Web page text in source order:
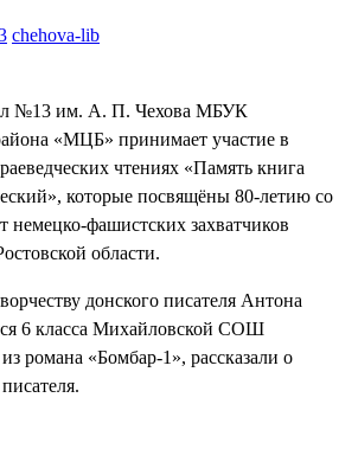
chehova-lib
№13 им. А. П. Чехова МБУК
«МЦБ» принимает участие в
чтениях «Память книга
которые посвящёны 80-летию со
немецко-фашистских захватчиков
области.
донского писателя Антона
6 класса Михайловской СОШ
романа «Бомбар-1», рассказали о